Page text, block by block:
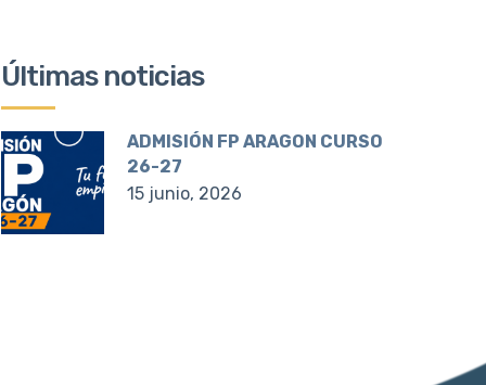
Últimas noticias
ADMISIÓN FP ARAGON CURSO
26-27
15 junio, 2026